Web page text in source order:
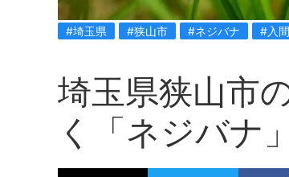
#埼玉県 #狭山市 #ネジバナ #入
埼玉県狭山市
く「ネジバナ